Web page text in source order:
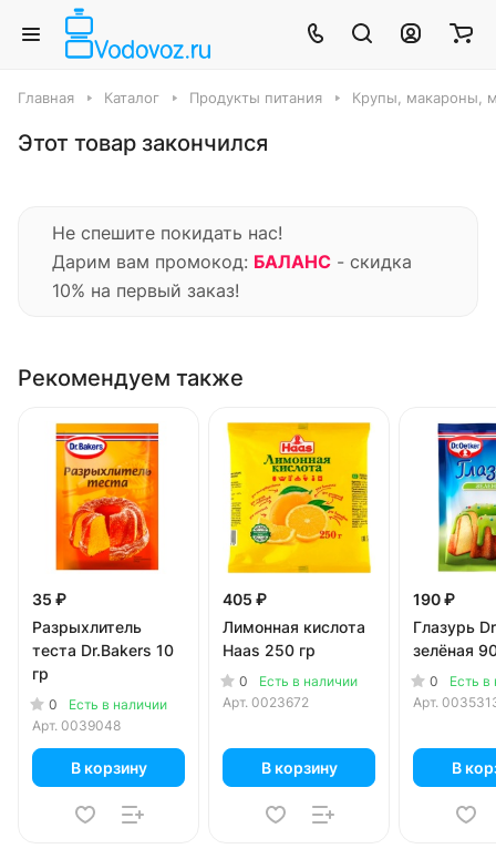
Главная Каталог Продукты питания Крупы, макароны,
Этот товар закончился
Не спешите покидать нас!
Дарим вам промокод: БАЛАНС - скидка
10% на первый заказ!
Рекомендуем также
35 ₽
Разрыхлитель
теста Dr.Bakers 10
гр
0
Есть в наличии
Арт. 0039048
В корзину
405 ₽
Лимонная кислота
Haas 250 гр
0
Есть в наличии
Арт. 0023672
В корзину
190 ₽
Глазурь
зелёная
0
Есть в
Арт.
В